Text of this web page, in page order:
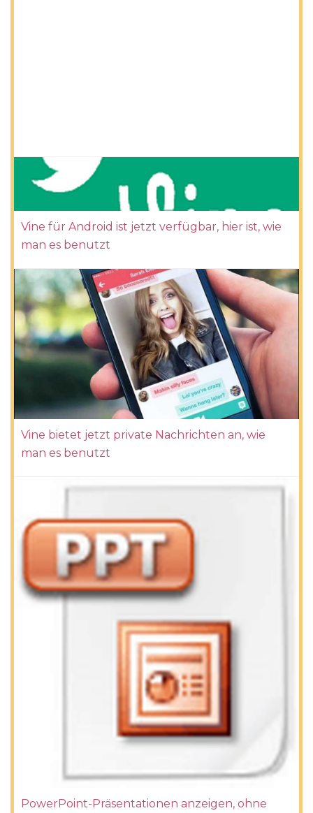
Vine für Android ist jetzt verfügbar, hier ist, wie
man es benutzt
Vine bietet jetzt private Nachrichten an, wie
man es benutzt
PowerPoint-Präsentationen anzeigen, ohne